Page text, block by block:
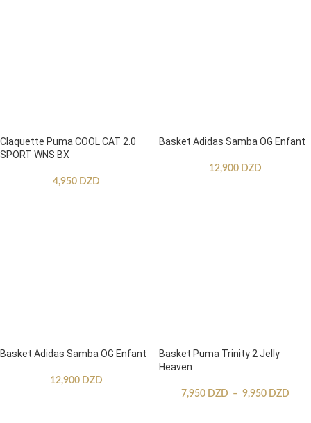
Claquette Puma COOL CAT 2.0
SPORT WNS BX
4,950 DZD
Basket Adidas Samba OG Enfant
12,900 DZD
Basket Adidas Samba OG Enfant
12,900 DZD
Basket Puma Trinity 2 Jelly
Heaven
7,950 DZD – 9,950 DZD